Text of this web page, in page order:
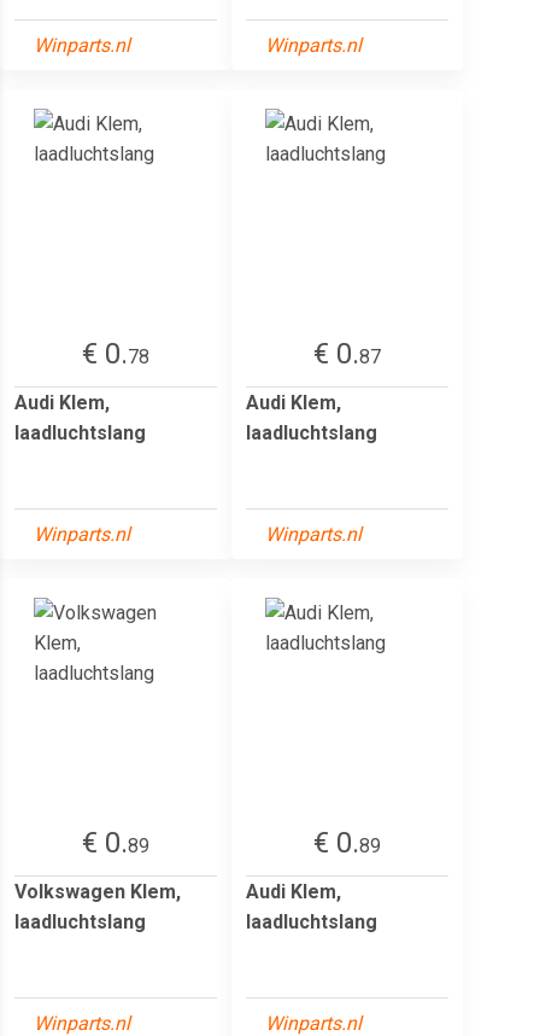
Winparts.nl Winparts.nl
€ 0.78
Audi Klem,
laadluchtslang
Winparts.nl
€ 0.87
Audi Klem,
laadluchtslang
Winparts.nl
€ 0.89
Volkswagen Klem,
laadluchtslang
Winparts.nl
€ 0.89
Audi Klem,
laadluchtslang
Winparts.nl